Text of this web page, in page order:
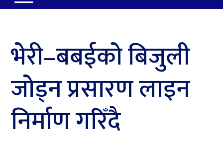
भेरी–बबईको बिजुली
जोड्न प्रसारण लाइन
निर्माण गरिँदै